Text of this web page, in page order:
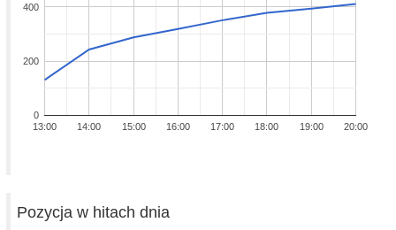
13:00 14:00 15:00 16:00 17:00 18:00 19:00 20:00
0
200
400
Pozycja w hitach dnia